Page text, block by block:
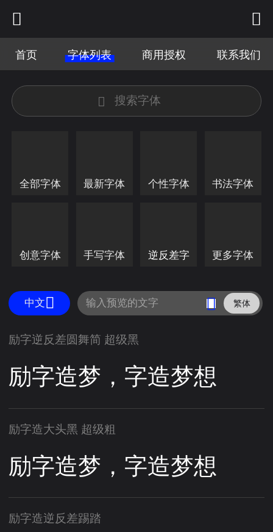
首页 字体列表 商用授权 联系我们
全部字体 最新字体 个性字体 书法字体
创意字体 手写字体 逆反差字 更多字体
中文 繁体
励字逆反差圆舞简 超级黑
励字造梦，字造梦想
励字造大头黑 超级粗
励字造梦，字造梦想
励字造逆反差踢踏